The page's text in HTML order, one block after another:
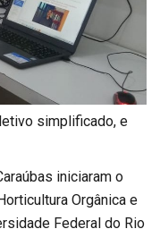
simplificado, e
iniciaram o
Orgânica e
Federal do Rio